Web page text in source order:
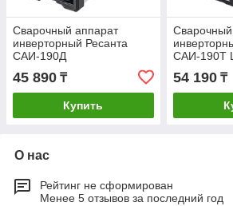
Сварочный аппарат
инверторный Ресанта
САИ-190Д
45 890 ₸
Купить
САИ-190Т
54 190₸
О нас
Рейтинг не сформирован
Менее 5 отзывов за последний год